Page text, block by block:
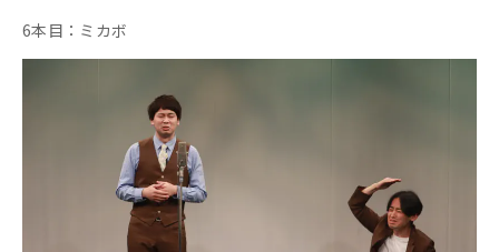
6本目：ミカボ